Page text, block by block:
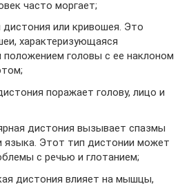
часто моргает;
дистония или кривошея. Это
характеризующаяся
положением головы с ее наклоном
поражает голову, лицо и
дистония вызывает спазмы
языка. Этот тип дистонии может
с речью и глотанием;
дистония влияет на мышцы,